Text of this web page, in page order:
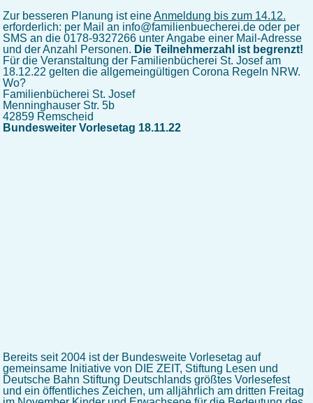
Zur besseren Planung ist eineAnmeldung bis zum 14.12.
erforderlich: per Mail an info@familienbuecherei.de oder per
SMS an die 0178-9327266 unter Angabe einer Mail-Adresse
und der Anzahl Personen. Die Teilnehmerzahl ist begrenzt!
Für die Veranstaltung der Familienbücherei St. Josef am
18.12.22 gelten die allgemeingültigen Corona Regeln NRW.
Wo?
Familienbücherei St. Josef
Menninghauser Str. 5b
42859 Remscheid
Bundesweiter Vorlesetag 18.11.22
Bereits seit 2004 ist der Bundesweite Vorlesetag auf
gemeinsame Initiative von DIE ZEIT, Stiftung Lesen und
Deutsche Bahn Stiftung Deutschlands größtes Vorlesefest
und ein öffentliches Zeichen, um alljährlich am dritten Freitag